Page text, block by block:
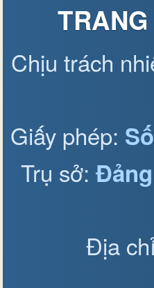
Chịu trách
Giấy phép:
Trụ sở:
Địa